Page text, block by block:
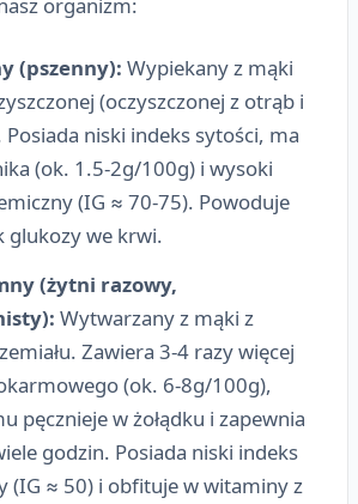
organizm:
(pszenny): Wypiekany z mąki
(oczyszczonej z otrąb i
niski indeks sytości, ma
(ok. 1.5-2g/100g) i wysoki
(IG ≈ 70-75). Powoduje
glukozy we krwi.
(żytni razowy,
Wytwarzany z mąki z
Zawiera 3-4 razy więcej
(ok. 6-8g/100g),
pęcznieje w żołądku i zapewnia
godzin. Posiada niski indeks
(IG ≈ 50) i obfituje w witaminy z